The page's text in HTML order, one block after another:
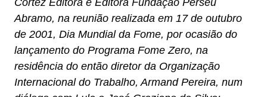
Abramo, na reunião realizada em 17 de outubro
de 2001, Dia Mundial da Fome, por ocasião do
lançamento do Programa Fome Zero, na
residência do então diretor da Organização
Internacional do Trabalho, Armand Pereira, num